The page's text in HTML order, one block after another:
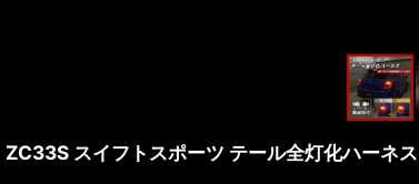
ZC33S スイフトスポーツ テール全灯化ハーネス